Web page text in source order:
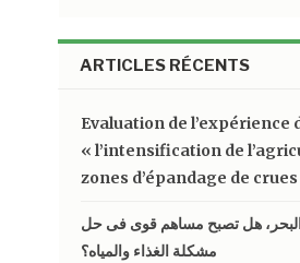
ARTICLES RÉCENTS
Evaluation de l’expérience
« l’intensification de
zones d’épandage de crues
البحر، هل تصبح مساهم قوى فى حل
مشكلة الغذاء والمياه؟